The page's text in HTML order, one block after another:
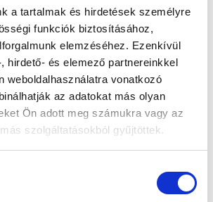
a tartalmak és hirdetések személyre
funkciók biztosításához,
elemzéséhez. Ezenkívül
hirdető- és elemező partnereinkkel
weboldalhasználatra vonatkozó
az adatokat más olyan
Ön adott meg számukra vagy az
szolgáltatásokból gyűjtöttek.